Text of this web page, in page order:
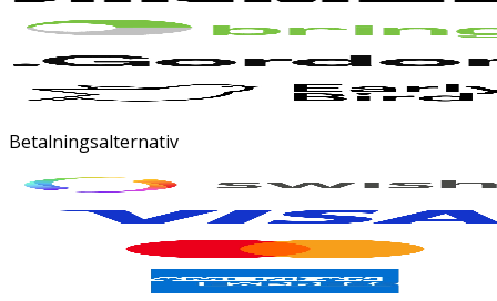
Betalningsalternativ